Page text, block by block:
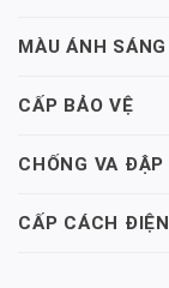
MÀU ÁNH SÁNG
CẤP BẢO VỆ
CHỐNG VA ĐẬP
CẤP CÁCH ĐIỆN